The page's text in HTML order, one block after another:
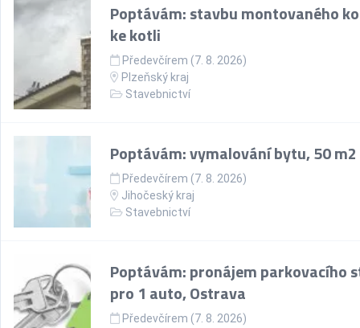
Poptávám: stavbu montovaného
ke kotli
Předevčírem (7. 8. 2026)
Plzeňský kraj
Stavebnictví
Poptávám: vymalování bytu, 50 m2
Předevčírem (7. 8. 2026)
Jihočeský kraj
Stavebnictví
Poptávám: pronájem parkovacího
pro 1 auto, Ostrava
Předevčírem (7. 8. 2026)